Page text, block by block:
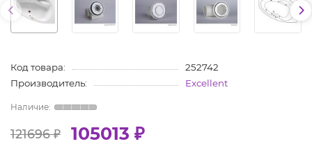
Код товара:
252742
Производитель:
Excellent
121696 ₽ 105013 ₽